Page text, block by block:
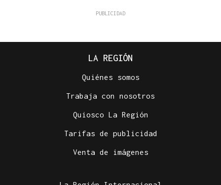
LA REGIÓN
Quiénes somos
Trabaja con nosotros
Quiosco La Región
Tarifas de publicidad
Venta de imágenes